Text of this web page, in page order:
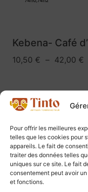
Pour offrir les meilleures
telles que les cookies pour
appareils. Le fait de
traiter des données telles
uniques sur ce site. Le fait
consentement peut avoir
et fonctions.
Kebena- Café
10,50 € – 42,00 €